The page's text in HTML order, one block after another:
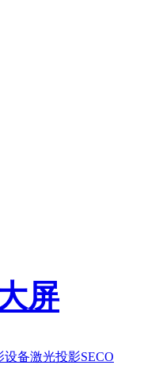
屏
设备激光投影SECO